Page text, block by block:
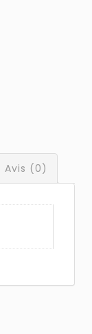
Avis (0)